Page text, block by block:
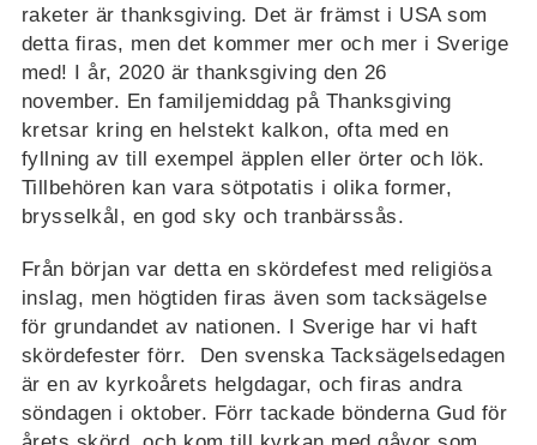
raketer är thanksgiving. Det är främst i USA som
detta firas, men det kommer mer och mer i Sverige
med! I år, 2020 är thanksgiving den 26
november. En familjemiddag på Thanksgiving
kretsar kring en helstekt kalkon, ofta med en
fyllning av till exempel äpplen eller örter och lök.
Tillbehören kan vara sötpotatis i olika former,
brysselkål, en god sky och tranbärssås.
Från början var detta en skördefest med religiösa
inslag, men högtiden firas även som tacksägelse
för grundandet av nationen. I Sverige har vi haft
skördefester förr. Den svenska Tacksägelsedagen
är en av kyrkoårets helgdagar, och firas andra
söndagen i oktober. Förr tackade bönderna Gud för